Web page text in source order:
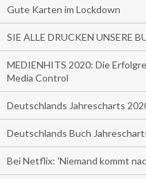
Gute Karten im Lockdown
SIE ALLE DRUCKEN UNSERE
MEDIENHITS 2020: Die
Media Control
Deutschlands Jahrescharts
Deutschlands Buch
Bei Netflix: 'Niemand kommt